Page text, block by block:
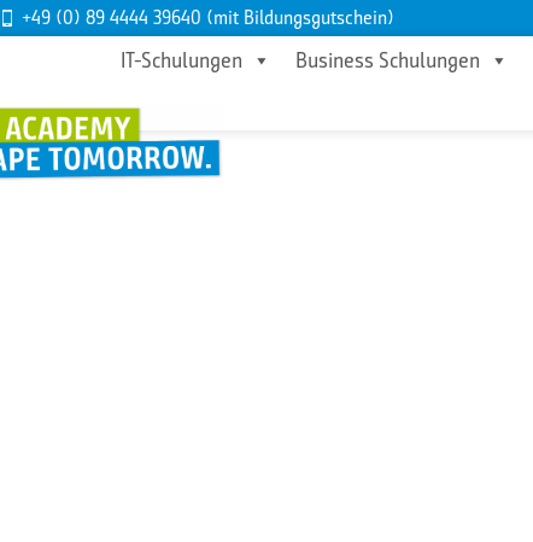
+49 (0) 89 4444 39640 (mit Bildungsgutschein)
IT-Schulungen Business Schulungen